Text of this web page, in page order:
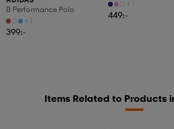
B Performance Polo
+1
399:-
+1
449:-
Items Related to Products